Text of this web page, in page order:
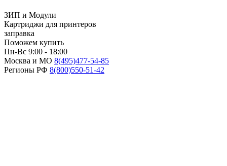
ЗИП и Модули
Картриджи для принтеров
заправка
Поможем купить
Пн-Вс 9:00 - 18:00
Москва и МО 8(495)477-54-85
Регионы РФ 8(800)550-51-42